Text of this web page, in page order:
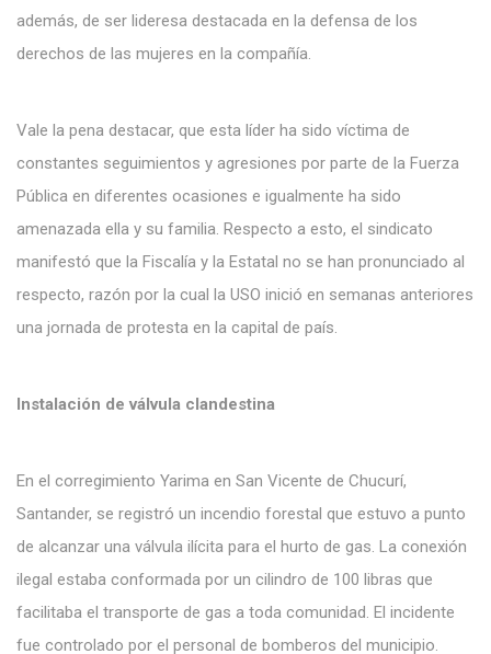
además, de ser lideresa destacada en la defensa de los
derechos de las mujeres en la compañía.
Vale la pena destacar, que esta líder ha sido víctima de
constantes seguimientos y agresiones por parte de la Fuerza
Pública en diferentes ocasiones e igualmente ha sido
amenazada ella y su familia. Respecto a esto, el sindicato
manifestó que la Fiscalía y la Estatal no se han pronunciado al
respecto, razón por la cual la USO inició en semanas anteriores
una jornada de protesta en la capital de país.
Instalación de válvula clandestina
En el corregimiento Yarima en San Vicente de Chucurí,
Santander, se registró un incendio forestal que estuvo a punto
de alcanzar una válvula ilícita para el hurto de gas. La conexión
ilegal estaba conformada por un cilindro de 100 libras que
facilitaba el transporte de gas a toda comunidad. El incidente
fue controlado por el personal de bomberos del municipio.